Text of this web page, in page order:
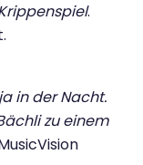
.
in der Nacht.
zu einem